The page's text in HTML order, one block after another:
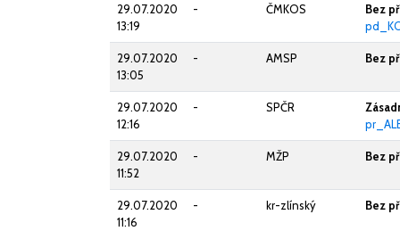
29.07.2020
13:19
- ČMKOS
Bez
29.07.2020
13:05
- AMSP Bez
29.07.2020
12:16
- SPČR
29.07.2020
11:52
- MŽP Bez
29.07.2020
11:16
- kr-zlínský Bez